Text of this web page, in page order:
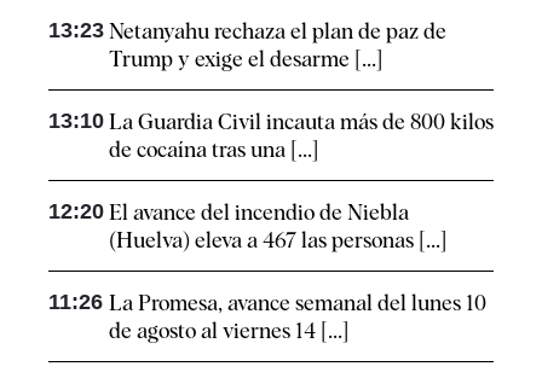
13:23 Netanyahu rechaza el plan de paz de
Trump y exige el desarme [...]
13:10 La Guardia Civil incauta más de 800 kilos
de cocaína tras una [...]
12:20 El avance del incendio de Niebla
(Huelva) eleva a 467 las personas [...]
11:26 La Promesa, avance semanal del lunes 10
de agosto al viernes 14 [...]